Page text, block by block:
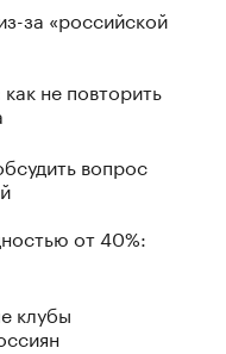
за «российской
не повторить
вопрос
от 40%:
клубы